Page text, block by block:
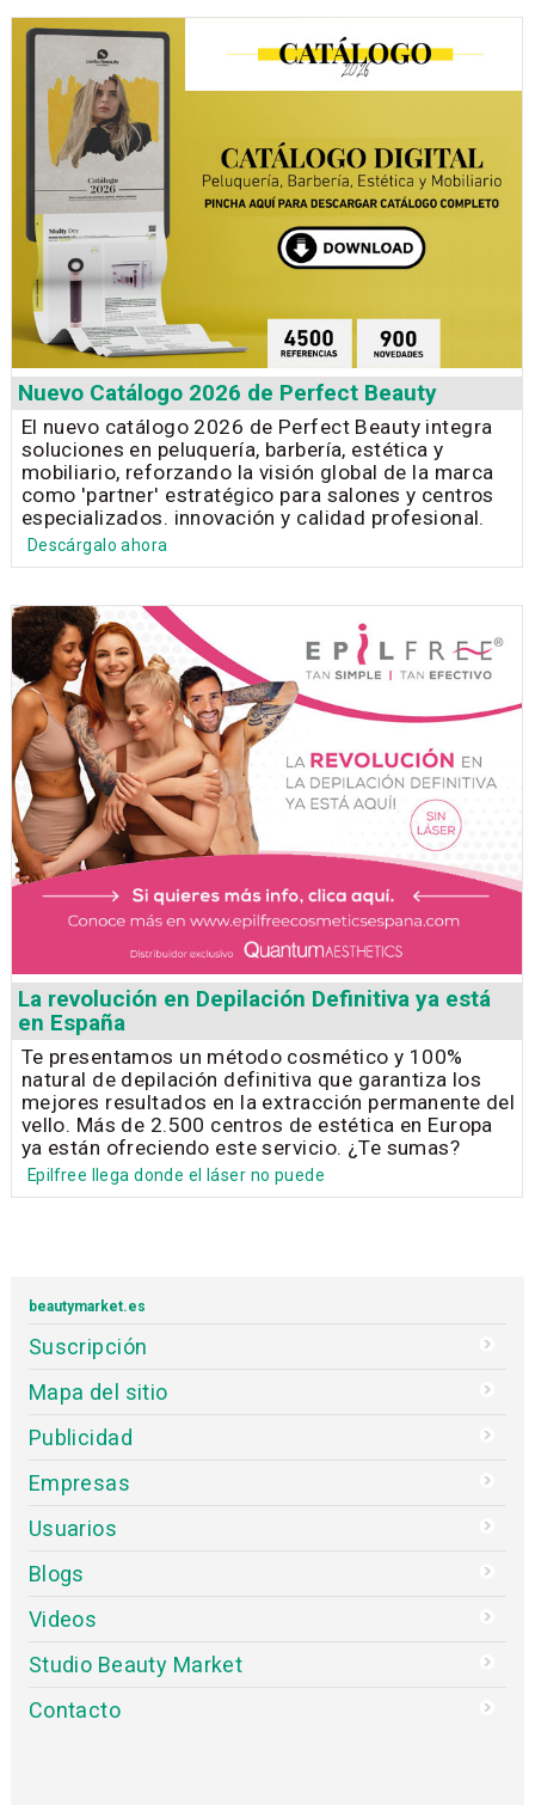
Nuevo Catálogo 2026 de Perfect Beauty
El nuevo catálogo 2026 de Perfect Beauty integra
soluciones en peluquería, barbería, estética y
mobiliario, reforzando la visión global de la marca
como 'partner' estratégico para salones y centros
especializados. innovación y calidad profesional.
Descárgalo ahora
La revolución en Depilación Definitiva ya está
en España
Te presentamos un método cosmético y 100%
natural de depilación definitiva que garantiza los
mejores resultados en la extracción permanente del
vello. Más de 2.500 centros de estética en Europa
ya están ofreciendo este servicio. ¿Te sumas?
Epilfree llega donde el láser no puede
beautymarket.es
Suscripción
Mapa del sitio
Publicidad
Empresas
Usuarios
Blogs
Videos
Studio Beauty Market
Contacto